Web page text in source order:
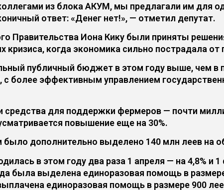
из блока АКУМ, мы предлагали им для
ответ: «Денег нет!», — отметил депутат.
Правительства Иона Кику были приняты
кризиса, когда экономика сильно пострадала от
публичный бюджет в этом году выше, чем в
более эффективным управлением
средства для поддержки фермеров — почти
повышение еще на 30%.
дополнительно выделено 140 млн леев на
в этом году два раза 1 апреля — на 4,8% и
была выделена единоразовая помощь в
единоразовая помощь в размере 900